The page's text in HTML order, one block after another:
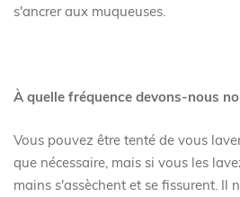
s'ancrer aux muqueuses.
À quelle fréquence devons-nous
Vous pouvez être tenté de vous
que nécessaire, mais si vous les
mains s'assèchent et se fissurent. Il